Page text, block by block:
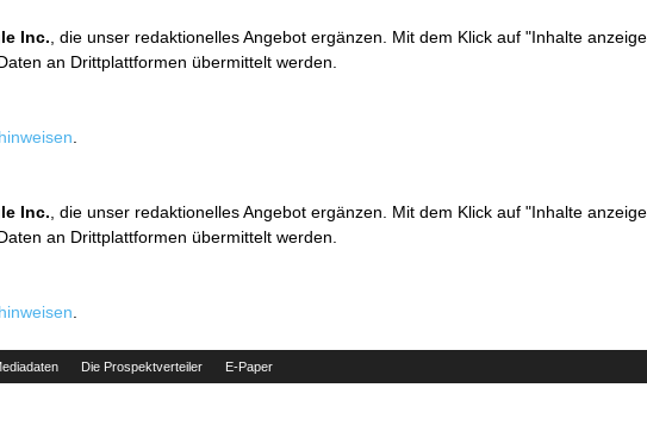
Inc. , die unser redaktionelles Angebot ergänzen. Mit dem Klick auf "Inhalte
an Drittplattformen übermittelt werden.
Inc. , die unser redaktionelles Angebot ergänzen. Mit dem Klick auf "Inhalte
an Drittplattformen übermittelt werden.
Die Prospektverteiler E-Paper